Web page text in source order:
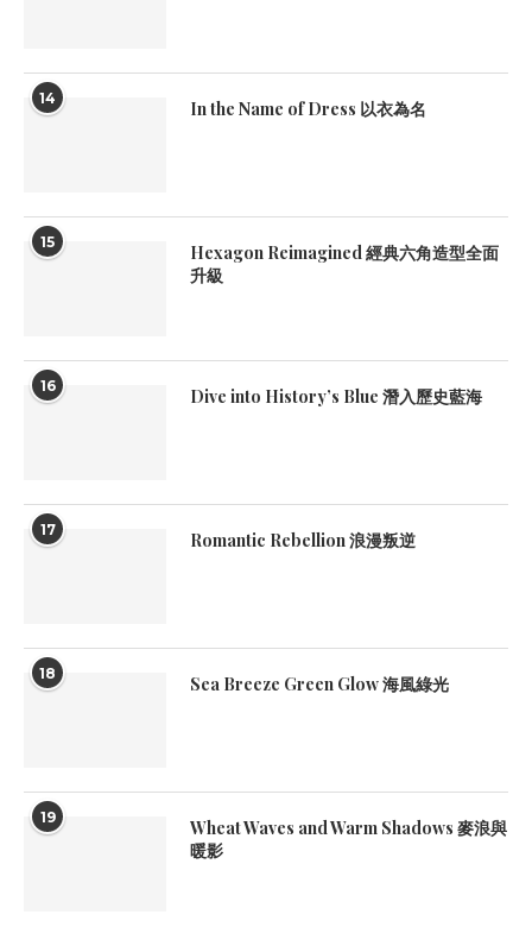
14 In the Name of Dress 以衣為名
15
Hexagon Reimagined 經典六角造型全面
升級
16 Dive into History’s Blue 潛入歷史藍海
17 Romantic Rebellion 浪漫叛逆
18 Sea Breeze Green Glow 海風綠光
19
Wheat Waves and Warm Shadows 麥浪與
暖影